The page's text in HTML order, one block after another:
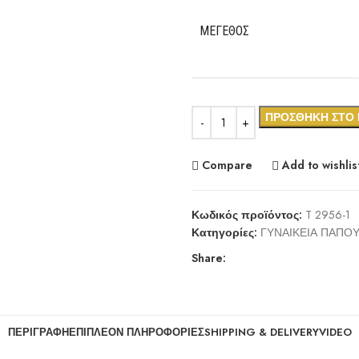
ΜΈΓΕΘΟΣ
ΠΡΟΣΘΉΚΗ ΣΤΟ
Compare Add to
Κωδικός προϊόντος: T 2956-1
Κατηγορίες: ΓΥΝΑΙΚΕΙΑ
Share:
ΠΕΡΙΓΡΑΦΉΕΠΙΠΛΈΟΝ ΠΛΗΡΟΦΟΡΊΕΣSHIPPING & DELIVERYVIDEO